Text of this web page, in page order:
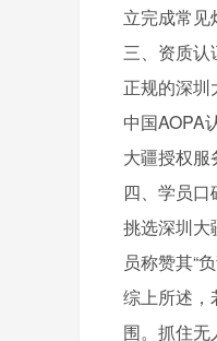
立完成常见
三、资质认
正规的深
中国AOPA
大疆授权服
四、学员
挑选深圳大
员称赞其“
综上所述，
围。抓住无